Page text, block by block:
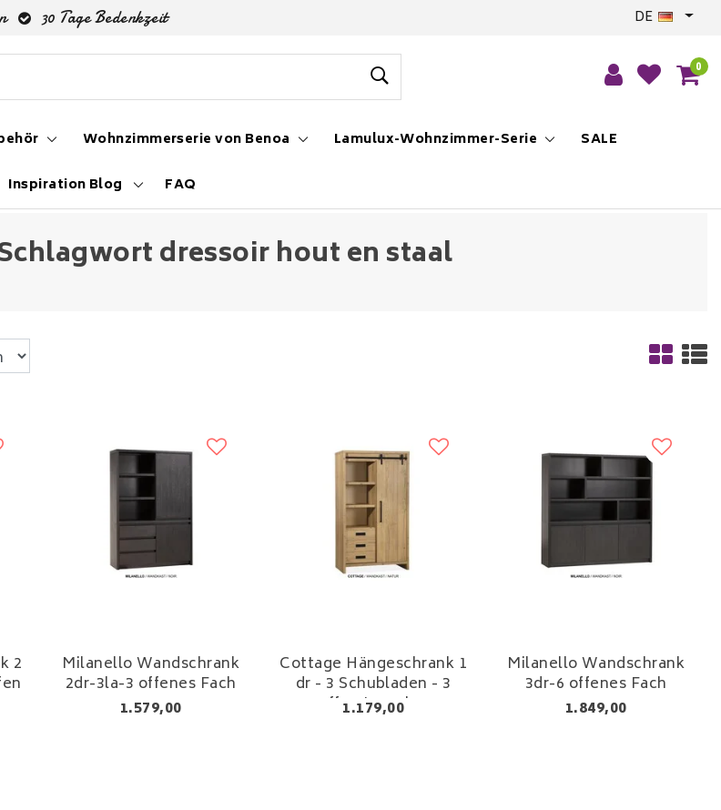
30 Tage Bedenkzeit DE
0
Wohnzimmerserie von Benoa Lamulux-Wohnzimmer-Serie
SALE
Inspiration Blog
FAQ
dressoir hout en staal
2 Milanello Wandschrank
2dr-3la-3 offenes Fach
1.579,00
Cottage Hängeschrank 1
dr - 3 Schubladen - 3
offen Lamulux
1.179,00
Milanello Wandschrank
3dr-6 offenes Fach
1.849,00